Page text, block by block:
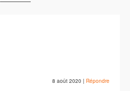
8 août 2020 | Répondre